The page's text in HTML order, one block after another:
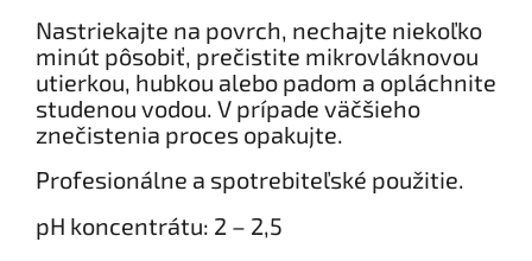
Nastriekajte na povrch, nechajte niekoľko
minút pôsobiť, prečistite mikrovláknovou
utierkou, hubkou alebo padom a opláchnite
studenou vodou. V prípade väčšieho
znečistenia proces opakujte.
Profesionálne a spotrebiteľské použitie.
pH koncentrátu: 2 – 2,5